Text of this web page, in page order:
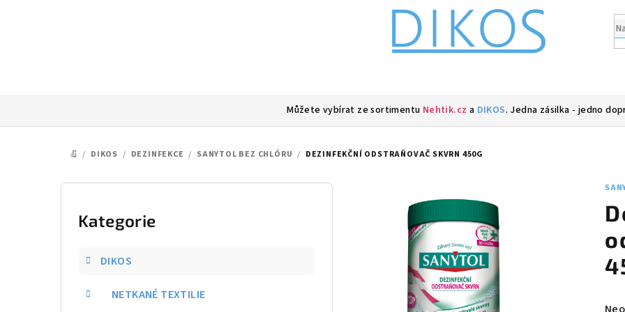
Můžete vybírat ze sortimentu Nehtik.cz a DIKOS. Jedna zásilka - jedno
DOMŮ
/ DIKOS / DEZINFEKCE / SANYTOL BEZ CHLÓRU / DEZINFEKČNÍ ODSTRAŇOVAČ SKVRN 450G
P
Přeskočit
kategorie
Kategorie
DIKOS
NETKANÉ TEXTILIE